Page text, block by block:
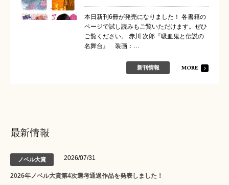
本日新刊6冊が発売になりました！ 各書籍の
ページで試し読みもご覧いただけます。ぜひ
ご覧ください。 赤川 次郎『吸血鬼と伝説の
名舞台』 装画：…
新刊情報 MORE
最新情報
ノベル大賞 2026/07/31
2026年ノベル大賞第4次選考通過作品を発表しました！